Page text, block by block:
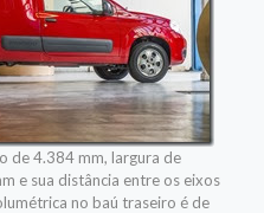
de 4.384 mm, largura de
e sua distância entre os eixos
no baú traseiro é de